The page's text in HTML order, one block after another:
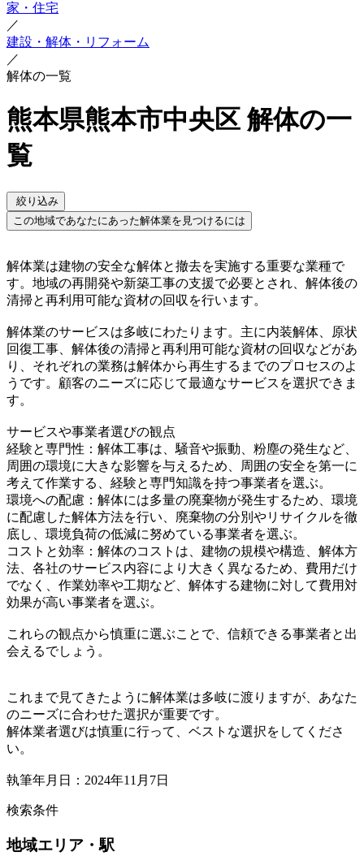
家・住宅
／
建設・解体・リフォーム
／
解体の一覧
熊本県熊本市中央区 解体の一
覧
絞り込み
この地域であなたにあった解体業を見つけるには
解体業は建物の安全な解体と撤去を実施する重要な業種で
す。地域の再開発や新築工事の支援で必要とされ、解体後の
清掃と再利用可能な資材の回収を行います。
解体業のサービスは多岐にわたります。主に内装解体、原状
回復工事、解体後の清掃と再利用可能な資材の回収などがあ
り、それぞれの業務は解体から再生するまでのプロセスのよ
うです。顧客のニーズに応じて最適なサービスを選択できま
す。
サービスや事業者選びの観点
経験と専門性：解体工事は、騒音や振動、粉塵の発生など、
周囲の環境に大きな影響を与えるため、周囲の安全を第一に
考えて作業する、経験と専門知識を持つ事業者を選ぶ。
環境への配慮：解体には多量の廃棄物が発生するため、環境
に配慮した解体方法を行い、廃棄物の分別やリサイクルを徹
底し、環境負荷の低減に努めている事業者を選ぶ。
コストと効率：解体のコストは、建物の規模や構造、解体方
法、各社のサービス内容により大きく異なるため、費用だけ
でなく、作業効率や工期など、解体する建物に対して費用対
効果が高い事業者を選ぶ。
これらの観点から慎重に選ぶことで、信頼できる事業者と出
会えるでしょう。
これまで見てきたように解体業は多岐に渡りますが、あなた
のニーズに合わせた選択が重要です。
解体業者選びは慎重に行って、ベストな選択をしてくださ
い。
執筆年月日：2024年11月7日
検索条件
地域エリア・駅